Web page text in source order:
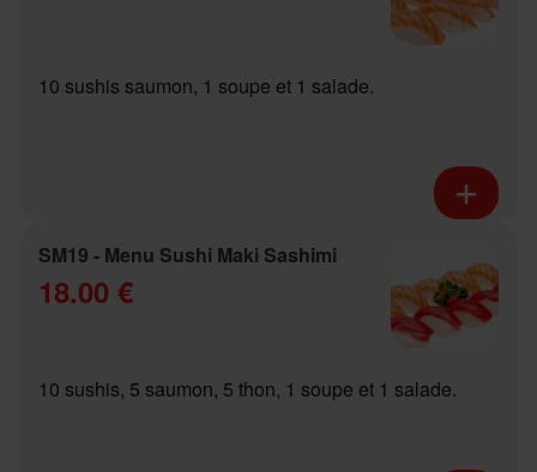
10 sushis saumon, 1 soupe et 1 salade.
SM19 - Menu Sushi Maki Sashimi
18.00 €
10 sushis, 5 saumon, 5 thon, 1 soupe et 1 salade.